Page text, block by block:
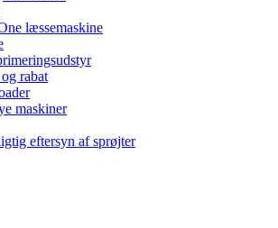
læssemaskine
rabat
maskiner
eftersyn af sprøjter